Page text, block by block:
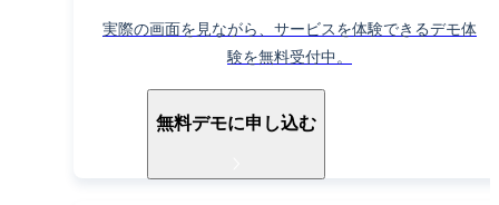
実際の画面を見ながら、サービスを体験できるデモ体
験を無料受付中。
無料デモに申し込む